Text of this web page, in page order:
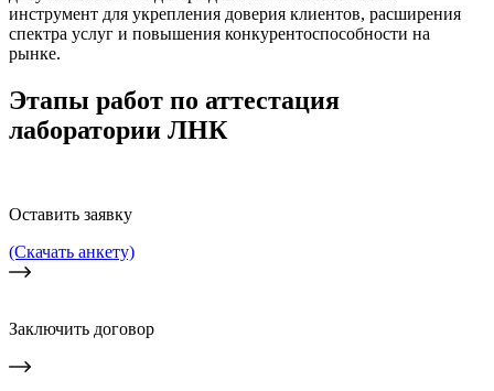
инструмент для укрепления доверия клиентов, расширения
спектра услуг и повышения конкурентоспособности на
рынке.
Этапы работ по аттестация
лаборатории ЛНК
Оставить заявку
(Скачать анкету)
Заключить договор